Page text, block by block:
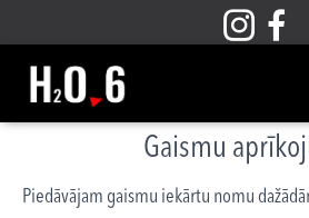
Gaismu
Piedāvājam gaismu iekārtu nomu